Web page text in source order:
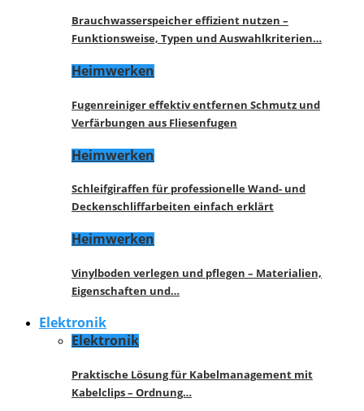
Brauchwasserspeicher effizient nutzen –
Funktionsweise, Typen und Auswahlkriterien…
Heimwerken
Fugenreiniger effektiv entfernen Schmutz und
Verfärbungen aus Fliesenfugen
Heimwerken
Schleifgiraffen für professionelle Wand- und
Deckenschliffarbeiten einfach erklärt
Heimwerken
Vinylboden verlegen und pflegen – Materialien,
Eigenschaften und…
Elektronik
Elektronik
Praktische Lösung für Kabelmanagement mit
Kabelclips – Ordnung…